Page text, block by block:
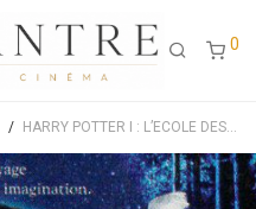
0
/ HARRY POTTER I : L’ECOLE DES SORCIERS – Affiche de cinéma originale – Approximativement 40X60